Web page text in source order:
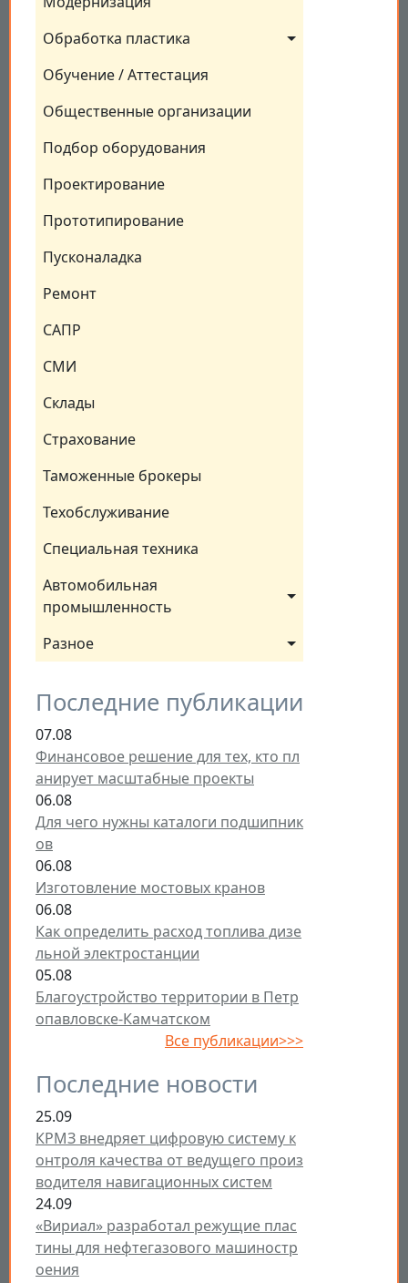
Обработка пластика
Обучение / Аттестация
Общественные организации
Подбор оборудования
Проектирование
Прототипирование
Пусконаладка
Ремонт
САПР
СМИ
Склады
Страхование
Таможенные брокеры
Техобслуживание
Специальная техника
Автомобильная
промышленность
Разное
Последние публикации
07.08
Финансовое решение для тех, кто пл
анирует масштабные проекты
06.08
Для чего нужны каталоги подшипник
ов
06.08
Изготовление мостовых кранов
06.08
Как определить расход топлива дизе
льной электростанции
05.08
Благоустройство территории в Петр
опавловске-Камчатском
Все публикации>>>
Последние новости
25.09
КРМЗ внедряет цифровую систему к
онтроля качества от ведущего произ
водителя навигационных систем
24.09
«Вириал» разработал режущие плас
тины для нефтегазового машиностр
оения